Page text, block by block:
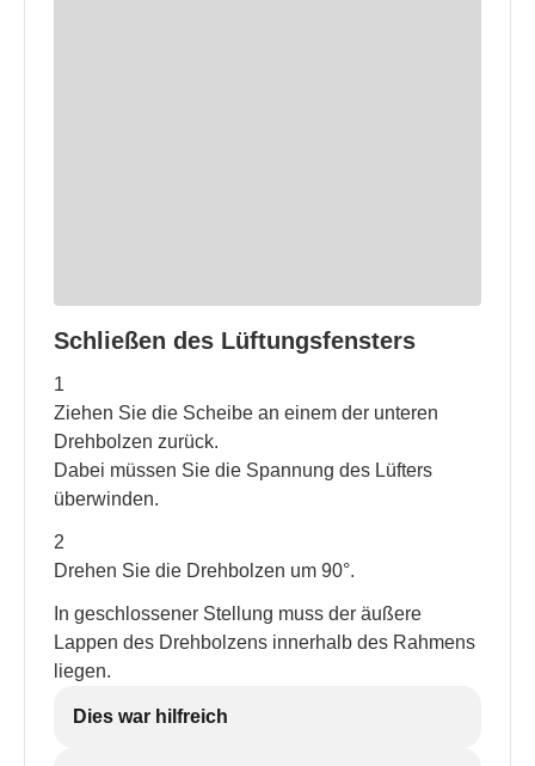
Schließen des Lüftungsfensters
1
Ziehen Sie die Scheibe an einem der unteren
Drehbolzen zurück.
Dabei müssen Sie die Spannung des Lüfters
überwinden.
2
Drehen Sie die Drehbolzen um 90°.
In geschlossener Stellung muss der äußere
Lappen des Drehbolzens innerhalb des Rahmens
liegen.
Dies war hilfreich